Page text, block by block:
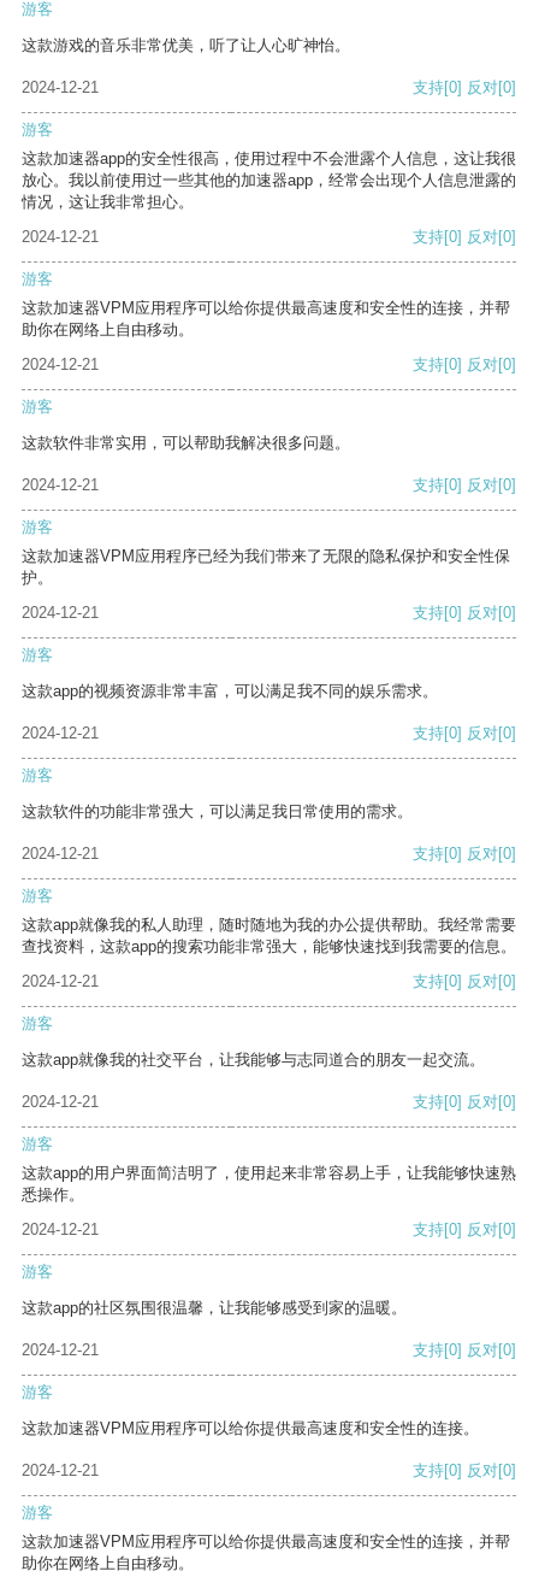
游客
这款游戏的音乐非常优美，听了让人心旷神怡。
2024-12-21 支持[0] 反对[0]
游客
这款加速器app的安全性很高，使用过程中不会泄露个人信息，这让我很
放心。我以前使用过一些其他的加速器app，经常会出现个人信息泄露的
情况，这让我非常担心。
2024-12-21
支持[0] 反对[0]
游客
这款加速器VPM应用程序可以给你提供最高速度和安全性的连接，并帮
助你在网络上自由移动。
2024-12-21
支持[0] 反对[0]
游客
这款软件非常实用，可以帮助我解决很多问题。
2024-12-21 支持[0] 反对[0]
游客
这款加速器VPM应用程序已经为我们带来了无限的隐私保护和安全性保
护。
2024-12-21
支持[0] 反对[0]
游客
这款app的视频资源非常丰富，可以满足我不同的娱乐需求。
2024-12-21 支持[0] 反对[0]
游客
这款软件的功能非常强大，可以满足我日常使用的需求。
2024-12-21 支持[0] 反对[0]
游客
这款app就像我的私人助理，随时随地为我的办公提供帮助。我经常需要
查找资料，这款app的搜索功能非常强大，能够快速找到我需要的信息。
2024-12-21
支持[0] 反对[0]
游客
这款app就像我的社交平台，让我能够与志同道合的朋友一起交流。
2024-12-21 支持[0] 反对[0]
游客
这款app的用户界面简洁明了，使用起来非常容易上手，让我能够快速熟
悉操作。
2024-12-21
支持[0] 反对[0]
游客
这款app的社区氛围很温馨，让我能够感受到家的温暖。
2024-12-21 支持[0] 反对[0]
游客
这款加速器VPM应用程序可以给你提供最高速度和安全性的连接。
2024-12-21 支持[0] 反对[0]
游客
这款加速器VPM应用程序可以给你提供最高速度和安全性的连接，并帮
助你在网络上自由移动。